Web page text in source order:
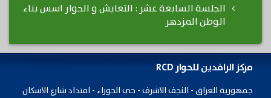
الجلسة السابعة عشر : التعايش و الحوار اسس بناء
الوطن المزدهر
مركز الرافدين للحوار RCD
جمهورية ​العراق - النجف الاشرف - حي الحوراء - امتداد شارع الاسكان